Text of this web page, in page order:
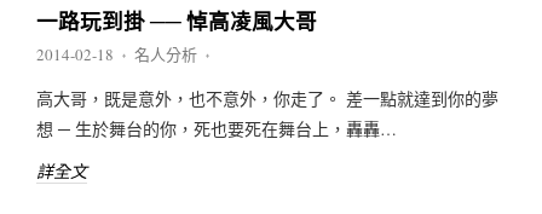
一路玩到掛 ── 悼高凌風大哥
2014-02-18 ♦ 名人分析 ♦
高大哥，既是意外，也不意外，你走了。 差一點就達到你的夢
想 ─ 生於舞台的你，死也要死在舞台上，轟轟…
詳全文